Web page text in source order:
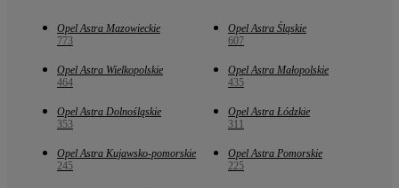
Opel Astra Mazowieckie
773
Opel Astra Śląskie
607
Opel Astra Wielkopolskie
464
Opel Astra Małopolskie
435
Opel Astra Dolnośląskie
353
Opel Astra Łódzkie
311
Opel Astra Kujawsko-pomorskie
245
Opel Astra Pomorskie
225